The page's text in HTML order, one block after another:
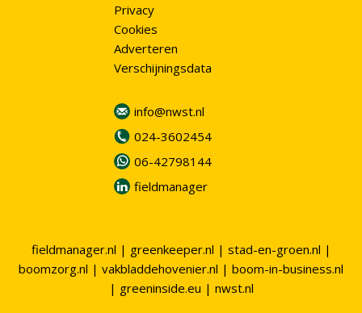
Privacy
Cookies
Adverteren
Verschijningsdata
info@nwst.nl
024-3602454
06-42798144
fieldmanager
fieldmanager.nl | greenkeeper.nl | stad-en-groen.nl |
boomzorg.nl | vakbladdehovenier.nl | boom-in-business.nl
| greeninside.eu | nwst.nl